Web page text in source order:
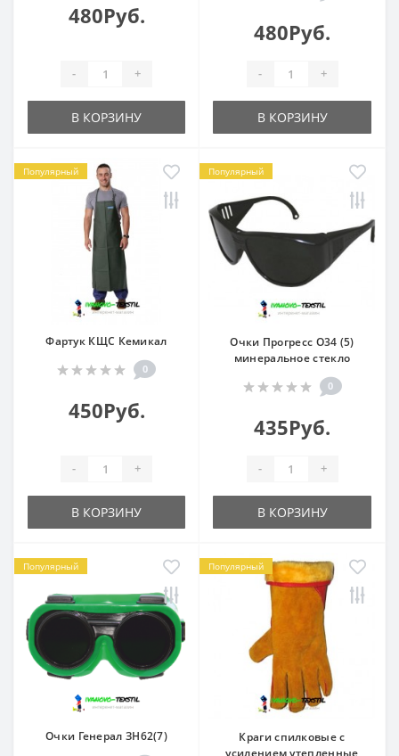
480Руб.
- +
В КОРЗИНУ
480Руб.
- +
В КОРЗИНУ
Популярный
Фартук КЩС Кемикал
0
450Руб.
- +
В КОРЗИНУ
Популярный
Очки Прогресс О34 (5)
минеральное стекло
0
435Руб.
- +
В КОРЗИНУ
Популярный
Очки Генерал ЗН62(7)
Популярный
Краги спилковые с
усилением утепленные